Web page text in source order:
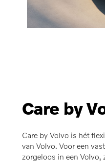
Care by
Care by Volvo is hét
van Volvo. Voor een
zorgeloos in een Volvo,